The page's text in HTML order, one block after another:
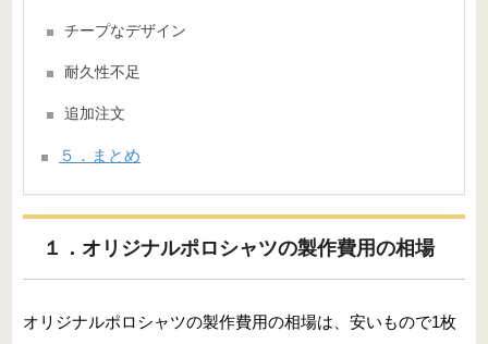
チープなデザイン
耐久性不足
追加注文
５．まとめ
１．オリジナルポロシャツの製作費用の相場
オリジナルポロシャツの製作費用の相場は、安いもので1枚